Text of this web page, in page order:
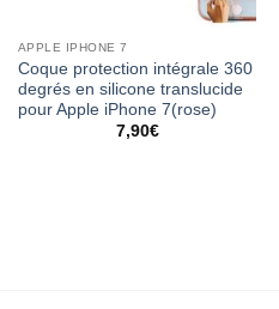
APPLE IPHONE 7
Coque protection intégrale 360
degrés en silicone translucide
pour Apple iPhone 7(rose)
7,90€